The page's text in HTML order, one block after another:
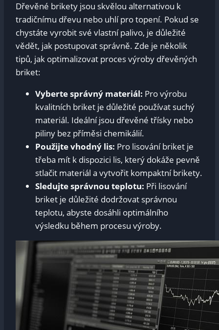
Dřevěné brikety jsou skvělou alternativou k
tradičnímu dřevu nebo uhlí pro topení. Pokud se
chystáte vyrobit své vlastní palivo, je důležité
vědět, jak postupovat správně. Zde je několik
tipů, jak optimalizovat proces výroby dřevěných
briket:
Vyberte správný materiál: Pro výrobu
kvalitních briket je důležité používat suchý
materiál. Ideální jsou dřevěné třísky nebo
piliny bez příměsi chemikálií.
Použijte vhodný lis: Pro lisování briket je
třeba mít k dispozici lis, který dokáže pevně
stlačit materiál a vytvořit kompaktní brikety.
Sledujte správnou teplotu: Při lisování
briket je důležité dodržovat správnou
teplotu, abyste dosáhli optimálního
výsledku během procesu výroby.